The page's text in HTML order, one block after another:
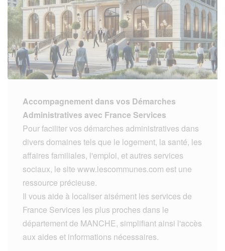
Accompagnement dans vos Démarches
Administratives avec France Services
Pour faciliter vos démarches administratives dans
divers domaines tels que le logement, la santé, les
affaires familiales, l'emploi, et autres services
sociaux, le site www.lescommunes.com est une
ressource précieuse.
Il vous aide à localiser aisément les services de
France Services les plus proches dans le
département de MANCHE, simplifiant ainsi l'accès
aux aides et informations nécessaires.